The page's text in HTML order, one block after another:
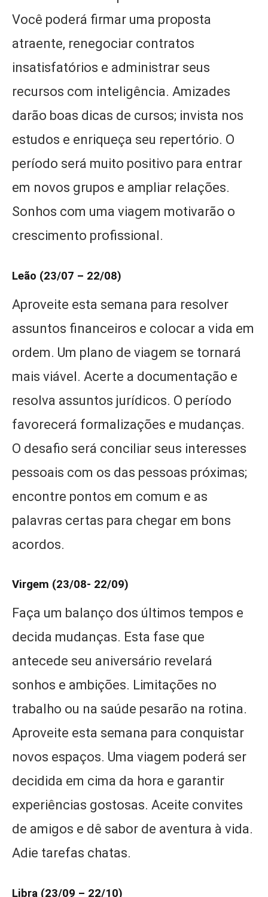
Você poderá firmar uma proposta
atraente, renegociar contratos
insatisfatórios e administrar seus
recursos com inteligência. Amizades
darão boas dicas de cursos; invista nos
estudos e enriqueça seu repertório. O
período será muito positivo para entrar
em novos grupos e ampliar relações.
Sonhos com uma viagem motivarão o
crescimento profissional.
Leão (23/07 – 22/08)
Aproveite esta semana para resolver
assuntos financeiros e colocar a vida em
ordem. Um plano de viagem se tornará
mais viável. Acerte a documentação e
resolva assuntos jurídicos. O período
favorecerá formalizações e mudanças.
O desafio será conciliar seus interesses
pessoais com os das pessoas próximas;
encontre pontos em comum e as
palavras certas para chegar em bons
acordos.
Virgem (23/08- 22/09)
Faça um balanço dos últimos tempos e
decida mudanças. Esta fase que
antecede seu aniversário revelará
sonhos e ambições. Limitações no
trabalho ou na saúde pesarão na rotina.
Aproveite esta semana para conquistar
novos espaços. Uma viagem poderá ser
decidida em cima da hora e garantir
experiências gostosas. Aceite convites
de amigos e dê sabor de aventura à vida.
Adie tarefas chatas.
Libra (23/09 – 22/10)